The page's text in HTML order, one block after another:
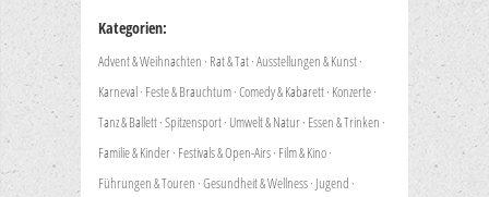
Kategorien:
Advent & Weihnachten · Rat & Tat·Ausstellungen & Kunst·
Karneval· Feste & Brauchtum·Comedy & Kabarett· Konzerte·
Tanz & Ballett·Spitzensport· Umwelt & Natur· Essen & Trinken ·
Familie & Kinder· Festivals & Open-Airs· Film & Kino·
Führungen & Touren ·Gesundheit & Wellness· Jugend ·